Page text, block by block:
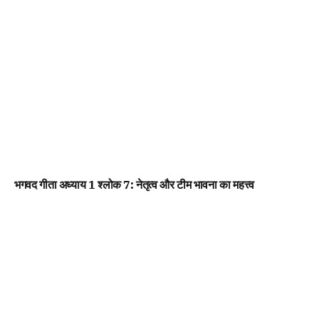
भगवद गीता अध्याय 1 श्लोक 7: नेतृत्व और टीम भावना का महत्त्व